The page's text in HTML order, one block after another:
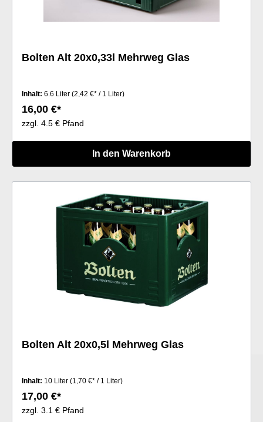
Bolten Alt 20x0,33l Mehrweg Glas
Inhalt: 6.6 Liter (2,42 €* / 1 Liter)
16,00 €*
zzgl. 4.5 € Pfand
In den Warenkorb
Bolten Alt 20x0,5l Mehrweg Glas
Inhalt: 10 Liter (1,70 €* / 1 Liter)
17,00 €*
zzgl. 3.1 € Pfand